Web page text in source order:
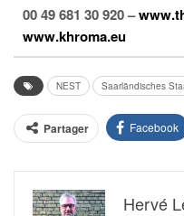
00 49 681 30 920–
www.khroma.eu
NEST Saarländisches
Partager Facebook
Hervé